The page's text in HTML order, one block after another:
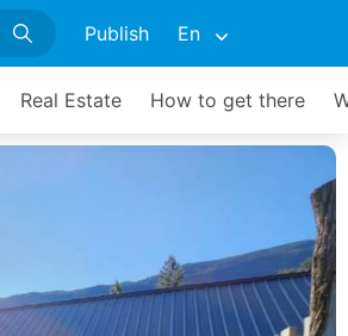
Publish En
Real Estate How to get there